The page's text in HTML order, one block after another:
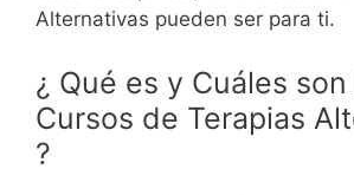
Alternativas pueden ser para ti.
¿ Qué es y Cuáles son
Cursos de Terapias
?